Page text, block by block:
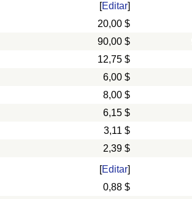
[Editar]
20,00 $
90,00 $
12,75 $
6,00 $
8,00 $
6,15 $
3,11 $
2,39 $
[Editar]
0,88 $